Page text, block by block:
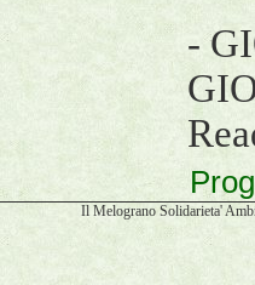
-
Il Melograno Solidarieta'